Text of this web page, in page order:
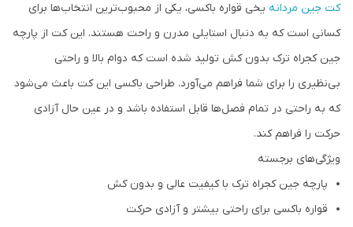
کت جین مردانه یخی قواره باکسی، یکی از محبوب‌ترین انتخاب‌ها برای
کسانی است که به دنبال استایلی مدرن و راحت هستند. این کت از پارچه
جین کجراه ترک بدون کش تولید شده است که دوام بالا و راحتی
بی‌نظیری را برای شما فراهم می‌آورد. طراحی باکسی این کت باعث می‌شود
که به راحتی در تمام فصل‌ها قابل استفاده باشد و در عین حال آزادی
حرکت را فراهم کند.
ویژگی‌های برجسته
پارچه جین کجراه ترک با کیفیت عالی و بدون کش
قواره باکسی برای راحتی بیشتر و آزادی حرکت